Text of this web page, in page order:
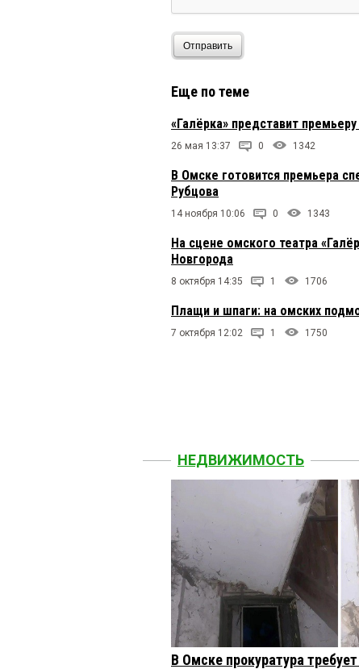
Отправить
Еще по теме
«Галёрка» представит
26 мая 13:37 0 1342
В Омске готовится премьера
Рубцова
14 ноября 10:06 0 1343
На сцене омского театра
Новгорода
8 октября 14:35 1 1706
Плащи и шпаги: на омских
7 октября 12:02 1 1750
НЕДВИЖИМОСТЬ
В Омске прокуратура